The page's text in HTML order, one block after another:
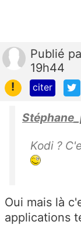
Publié
19h44
!
citer
Kodi ?
Oui mais là
applications